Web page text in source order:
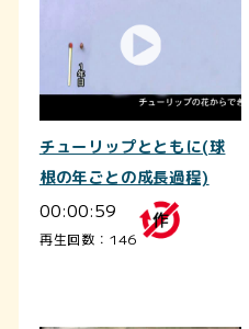
チューリップとともに(球
根の年ごとの成長過程)
00:00:59
再生回数：146